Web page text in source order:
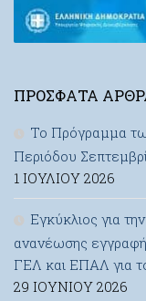
ΠΡΌΣΦΑΤΑ
Το Πρόγραμμα
Περιόδου
1 ΙΟΥΛΊΟΥ 2026
Εγκύκλιος για
ανανέωσης
ΓΕΛ και ΕΠΑΛ για
29 ΙΟΥΝΊΟΥ 2026